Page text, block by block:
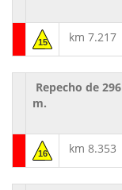
15 km 7.217
Repecho de 296
m.
16 km 8.353